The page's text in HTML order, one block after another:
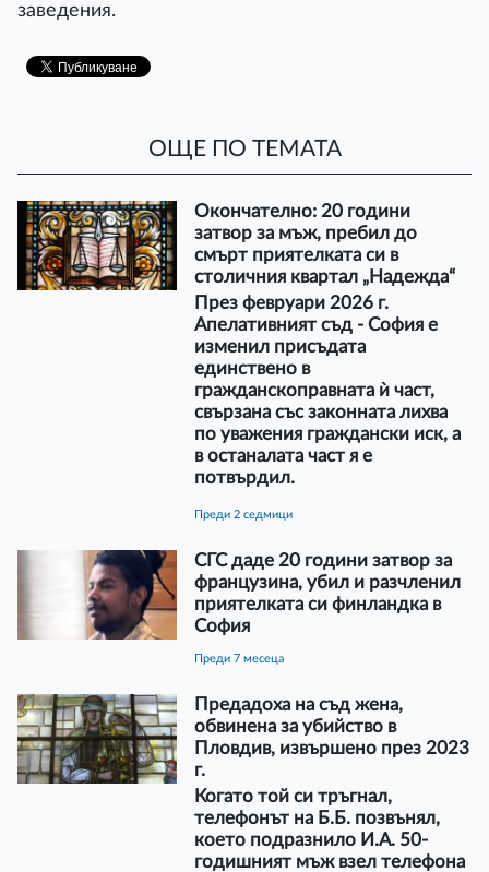
заведения.
ОЩЕ ПО ТЕМАТА
Окончателно: 20 години
затвор за мъж, пребил до
смърт приятелката си в
столичния квартал „Надежда“
През февруари 2026 г.
Апелативният съд - София е
изменил присъдата
единствено в
гражданскоправната ѝ част,
свързана със законната лихва
по уважения граждански иск, а
в останалата част я е
потвърдил.
преди 2 седмици
СГС даде 20 години затвор за
французина, убил и разчленил
приятелката си финландка в
София
преди 7 месеца
Предадоха на съд жена,
обвинена за убийство в
Пловдив, извършено през 2023
г.
Когато той си тръгнал,
телефонът на Б.Б. позвънял,
което подразнило И.А. 50-
годишният мъж взел телефона